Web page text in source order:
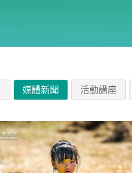
媒體新聞 活動講座